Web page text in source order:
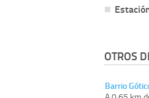
OTROS
Barrio